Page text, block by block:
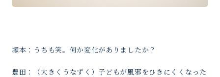
塚本：うちも笑。何か変化がありましたか？
豊田：（大きくうなずく）子どもが風邪をひきにくくなった